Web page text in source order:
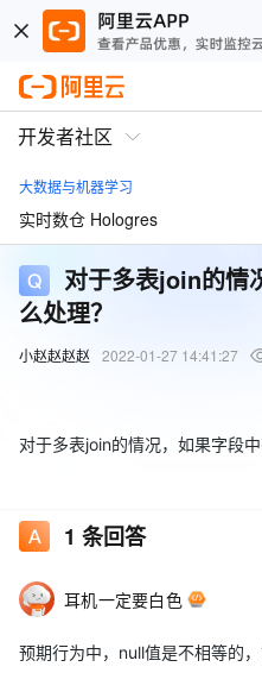
开发者社区
大数据与机器学习
实时数仓 Hologres
对于多表join的情
么处理？
小赵赵赵赵 2022-01-27 14:41:27
对于多表join的情况，如果字段中
1 条回答
耳机一定要白色
预期行为中，null值是不相等的